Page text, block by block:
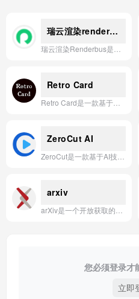
瑞云渲染renderbus
Retro Card
ZeroCut AI
arxiv
您必须登录才
立即